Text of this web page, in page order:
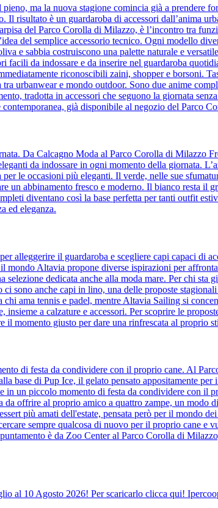
ma la nuova stagione comincia già a prendere
è un guardaroba di accessori dall’anima
del Parco Corolla di Milazzo, è l’incontro tra
del semplice accessorio tecnico. Ogni modello
e sabbia costruiscono una palette naturale e
da indossare e da inserire nel guardaroba
riconoscibili zaini, shopper e borsoni.
urbanwear e mondo outdoor. Sono due anime
tradotta in accessori che seguono la giornata
già disponibile al negozio del Parco
Da Calcagno Moda al Parco Corolla di Milazzo
da indossare in ogni momento della giornata.
le occasioni più eleganti. Il verde, nelle sue
un abbinamento fresco e moderno. Il bianco resta il
diventano così la base perfetta per tanti outfit
ed eleganza.
il guardaroba e scegliere capi capaci di
Altavia propone diverse ispirazioni per
dedicata anche alla moda mare. Per chi sta
sono anche capi in lino, una delle proposte
ama tennis e padel, mentre Altavia Sailing si
a calzature e accessori. Per scoprire le
il momento giusto per dare una rinfrescata al proprio
di festa da condividere con il proprio cane. Al
base di Pup Ice, il gelato pensato appositamente
un piccolo momento di festa da condividere con il
offrire al proprio amico a quattro zampe, un modo
più amati dell'estate, pensata però per il mondo
sempre qualcosa di nuovo per il proprio cane e
è da Zoo Center al Parco Corolla di
al 10 Agosto 2026! Per scaricarlo clicca qui!